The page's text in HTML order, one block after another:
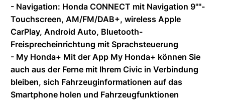
- Navigation: Honda CONNECT mit Navigation 9""-
Touchscreen, AM/FM/DAB+, wireless Apple
CarPlay, Android Auto, Bluetooth-
Freisprecheinrichtung mit Sprachsteuerung
- My Honda+ Mit der App My Honda+ können Sie
auch aus der Ferne mit Ihrem Civic in Verbindung
bleiben, sich Fahrzeuginformationen auf das
Smartphone holen und Fahrzeugfunktionen